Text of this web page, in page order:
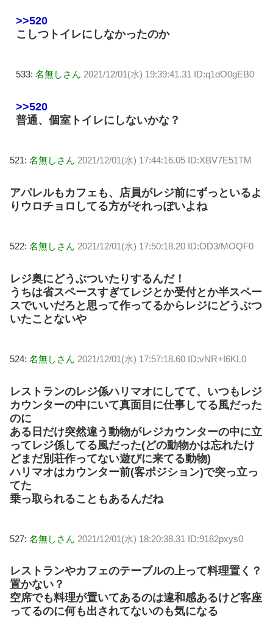
>>520
こしつトイレにしなかったのか
533: 名無しさん 2021/12/01(水) 19:39:41.31 ID:q1dO0gEB0
>>520
普通、個室トイレにしないかな？
521: 名無しさん 2021/12/01(水) 17:44:16.05 ID:XBV7E51TM
アパレルもカフェも、店員がレジ前にずっといるよ
りウロチョロしてる方がそれっぽいよね
522: 名無しさん 2021/12/01(水) 17:50:18.20 ID:OD3/MOQF0
レジ奥にどうぶついたりするんだ！
うちは省スペースすぎてレジとか受付とか半スペー
スでいいだろと思って作ってるからレジにどうぶつ
いたことないや
524: 名無しさん 2021/12/01(水) 17:57:18.60 ID:vNR+I6KL0
レストランのレジ係ハリマオにしてて、いつもレジ
カウンターの中にいて真面目に仕事してる風だった
のに
ある日だけ突然違う動物がレジカウンターの中に立
ってレジ係してる風だった(どの動物かは忘れたけ
どまだ別荘作ってない遊びに来てる動物)
ハリマオはカウンター前(客ポジション)で突っ立っ
てた
乗っ取られることもあるんだね
527: 名無しさん 2021/12/01(水) 18:20:38.31 ID:9182pxys0
レストランやカフェのテーブルの上って料理置く？
置かない？
空席でも料理が置いてあるのは違和感あるけど客座
ってるのに何も出されてないのも気になる